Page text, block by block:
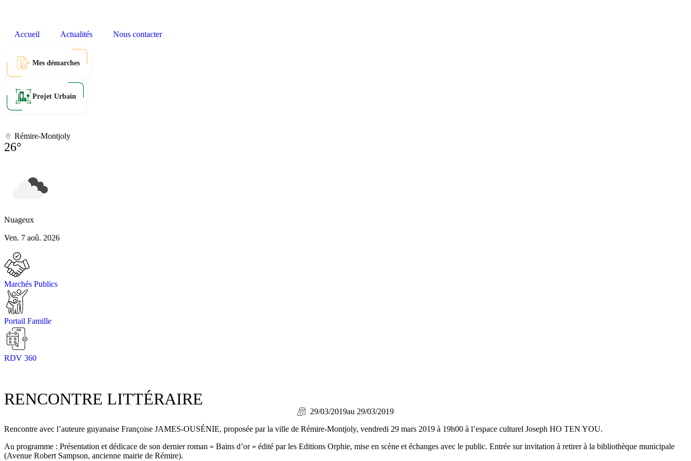
Accueil Actualités Nous contacter
Mes démarches
Projet Urbain
Rémire-Montjoly
26°
Nuageux
Ven. 7 aoû. 2026
Marchés Publics
Portail Famille
RDV 360
RENCONTRE LITTÉRAIRE
29/03/2019au 29/03/2019
Rencontre avec l’auteure guyanaise Françoise JAMES-OUSÉNIE, proposée par la ville de Rémire-Montjoly, vendredi 29 mars 2019 à 19h00 à l’espace culturel Joseph HO TEN YOU.
Au programme : Présentation et dédicace de son dernier roman « Bains d’or » édité par les Editions Orphie, mise en scène et échanges avec le public. Entrée sur invitation à retirer à la bibliothèque municipale
(Avenue Robert Sampson, ancienne mairie de Rémire).